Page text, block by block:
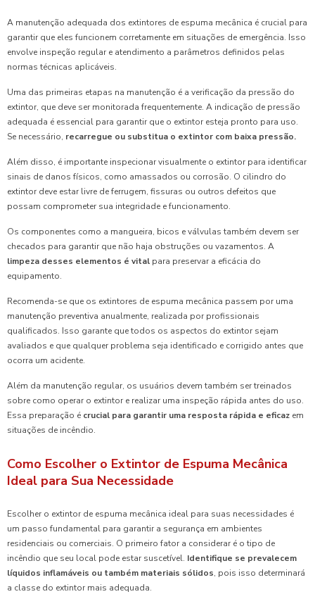
A manutenção adequada dos extintores de espuma mecânica é crucial para
garantir que eles funcionem corretamente em situações de emergência. Isso
envolve inspeção regular e atendimento a parâmetros definidos pelas
normas técnicas aplicáveis.
Uma das primeiras etapas na manutenção é a verificação da pressão do
extintor, que deve ser monitorada frequentemente. A indicação de pressão
adequada é essencial para garantir que o extintor esteja pronto para uso.
Se necessário, recarregue ou substitua o extintor com baixa pressão.
Além disso, é importante inspecionar visualmente o extintor para identificar
sinais de danos físicos, como amassados ou corrosão. O cilindro do
extintor deve estar livre de ferrugem, fissuras ou outros defeitos que
possam comprometer sua integridade e funcionamento.
Os componentes como a mangueira, bicos e válvulas também devem ser
checados para garantir que não haja obstruções ou vazamentos. A
limpeza desses elementos é vital para preservar a eficácia do
equipamento.
Recomenda-se que os extintores de espuma mecânica passem por uma
manutenção preventiva anualmente, realizada por profissionais
qualificados. Isso garante que todos os aspectos do extintor sejam
avaliados e que qualquer problema seja identificado e corrigido antes que
ocorra um acidente.
Além da manutenção regular, os usuários devem também ser treinados
sobre como operar o extintor e realizar uma inspeção rápida antes do uso.
Essa preparação é crucial para garantir uma resposta rápida e eficaz em
situações de incêndio.
Como Escolher o Extintor de Espuma Mecânica
Ideal para Sua Necessidade
Escolher o extintor de espuma mecânica ideal para suas necessidades é
um passo fundamental para garantir a segurança em ambientes
residenciais ou comerciais. O primeiro fator a considerar é o tipo de
incêndio que seu local pode estar suscetível. Identifique se prevalecem
líquidos inflamáveis ou também materiais sólidos, pois isso determinará
a classe do extintor mais adequada.